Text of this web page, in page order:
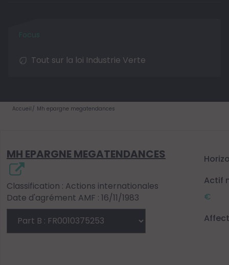
Tout sur la loi Industrie Verte
Accueil Mh epargne megatendances
MH EPARGNE MEGATENDANCES
Classification : Actions internationales
Date d'agrément AMF : 16/11/1983
Actif
€